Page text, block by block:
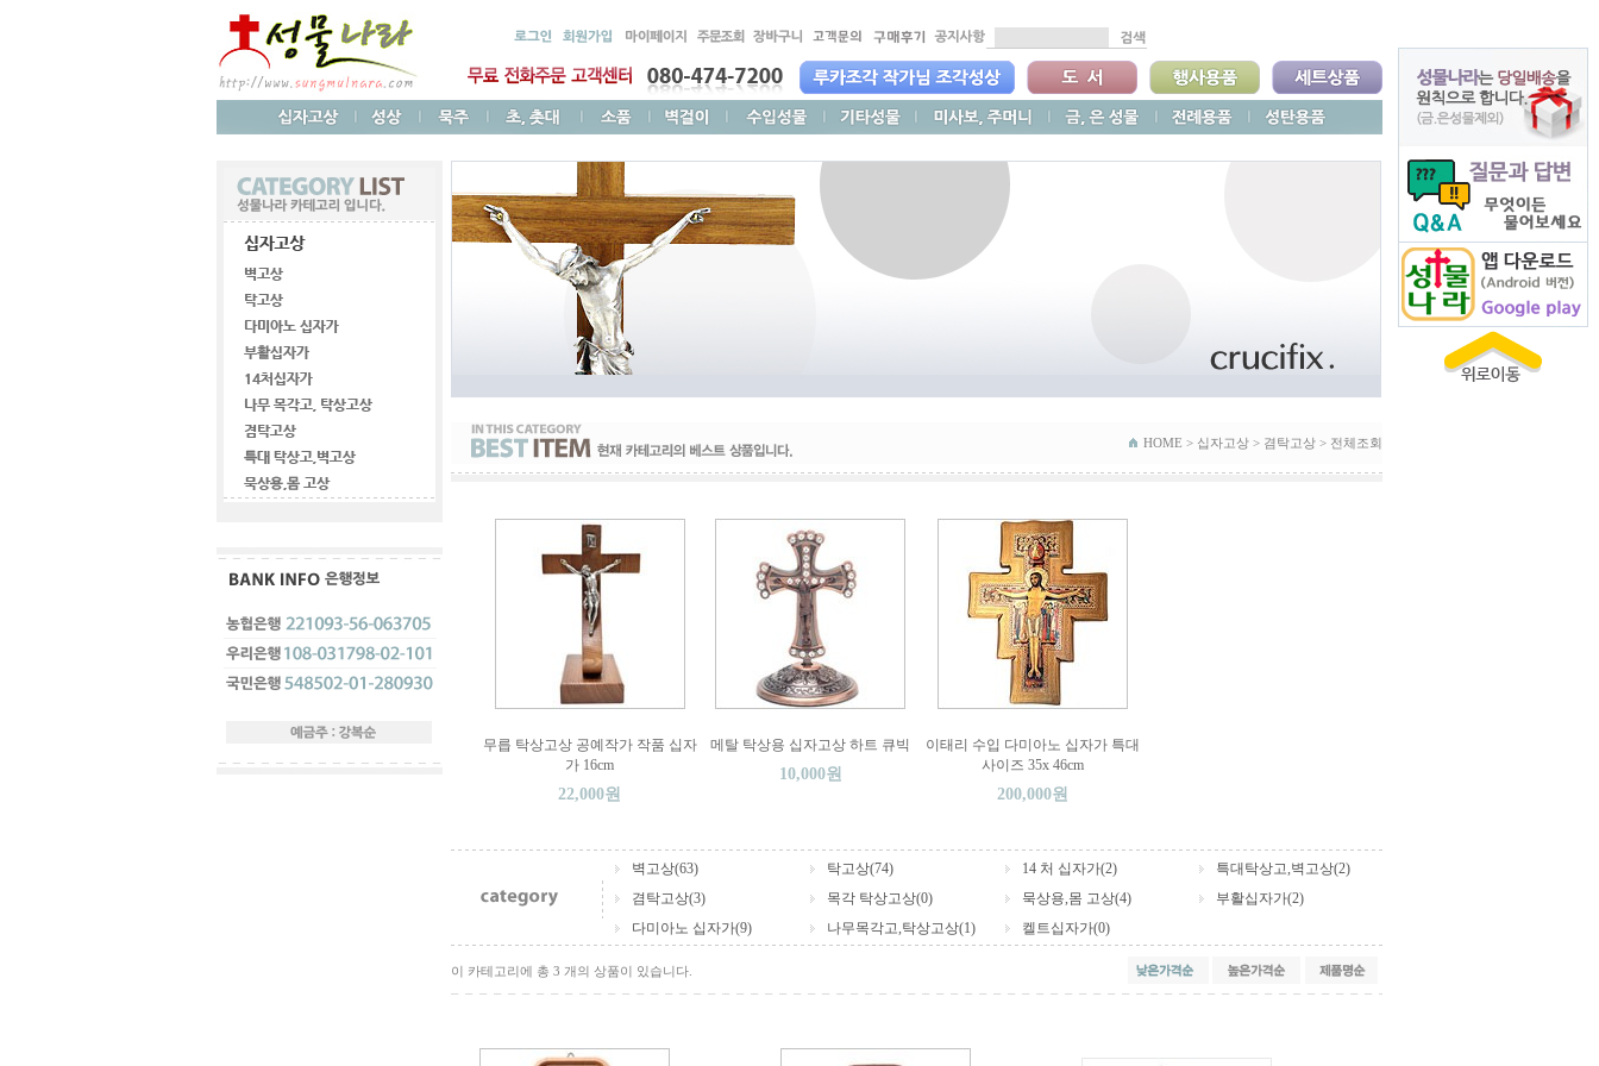
HOME > 십자고상 > 겸탁고상 > 전체조회
무릅 탁상고상 공예작가 작품 십자
가 16cm
22,000원
메탈 탁상용 십자고상 하트 큐빅
10,000원
이태리 수입 다미아노 십자가 특대
사이즈 35x 46cm
200,000원
벽고상(63) 탁고상(74) 14 처 십자가(2)
특대탁상고,벽고상(2)
겸탁고상(3)
목각 탁상고상(0) 묵상용,몸 고상(4)
부활십자가(2)
다미아노 십자가(9)
나무목각고,탁상고상(1) 켈트십자가(0)
이 카테고리에 총 3 개의 상품이 있습니다.